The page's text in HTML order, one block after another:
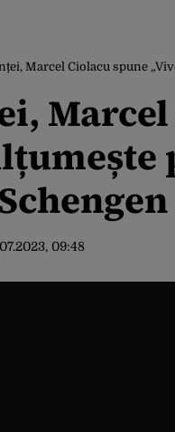
Marcel Ciolacu spune
09:48